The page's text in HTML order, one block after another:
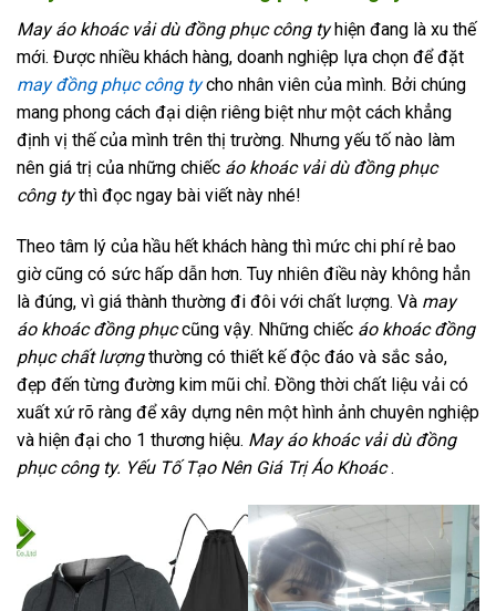
May áo khoác vải dù đồng phục công tyhiện đang là xu thế
mới. Được nhiều khách hàng, doanh nghiệp lựa chọn để đặt
may đồng phục công ty cho nhân viên của mình. Bởi chúng
mang phong cách đại diện riêng biệt như một cách khẳng
định vị thế của mình trên thị trường. Nhưng yếu tố nào làm
nên giá trị của những chiếc áo khoác vải dù đồng phục
công tythì đọc ngay bài viết này nhé!
Theo tâm lý của hầu hết khách hàng thì mức chi phí rẻ bao
giờ cũng có sức hấp dẫn hơn. Tuy nhiên điều này không hẳn
là đúng, vì giá thành thường đi đôi với chất lượng. Và may
áo khoác đồng phụccũng vậy. Những chiếc áo khoác đồng
phục chất lượngthường có thiết kế độc đáo và sắc sảo,
đẹp đến từng đường kim mũi chỉ. Đồng thời chất liệu vải có
xuất xứ rõ ràng để xây dựng nên một hình ảnh chuyên nghiệp
và hiện đại cho 1 thương hiệu. May áo khoác vải dù đồng
phục công ty. Yếu Tố Tạo Nên Giá Trị Áo Khoác.